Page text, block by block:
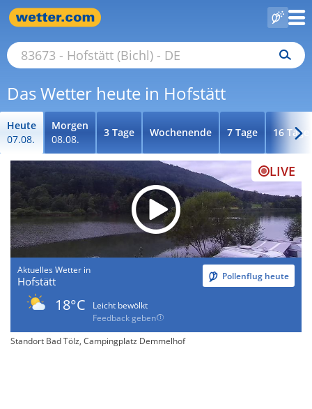
Das Wetter heute in Hofstätt
Heute
07.08.
Morgen
08.08.
3 Tage Wochenende 7 Tage 16 Tage
LIVE
Aktuelles Wetter in
Hofstätt Pollenflug heute
18°C
Leicht bewölkt
Feedback geben
Standort Bad Tölz, Campingplatz Demmelhof